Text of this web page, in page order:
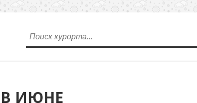
ИЮНЕ